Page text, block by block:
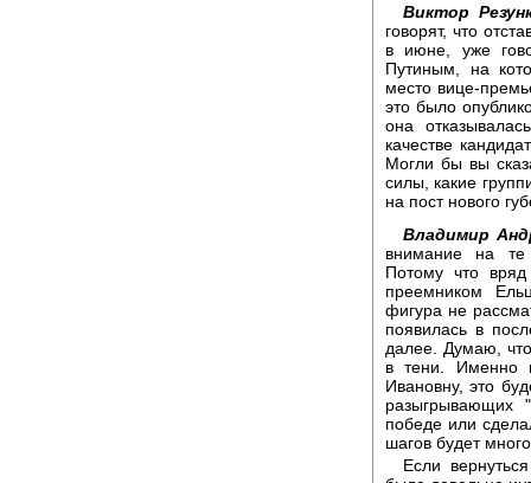
Виктор
говорят, что
в июне, уже
Путиным, на
место вице-
это было
она
качестве
Могли бы вы
силы, какие
на пост нового
Владимир
внимание на те
Потому что
преемником
фигура не
появилась в
далее. Думаю,
в тени. Именно
Ивановну, это
разыгрывающих
победе или
шагов будет
Если